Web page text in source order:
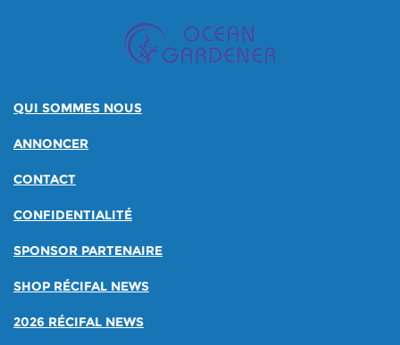
QUI SOMMES NOUS
ANNONCER
CONTACT
CONFIDENTIALITÉ
SPONSOR PARTENAIRE
SHOP RÉCIFAL NEWS
2026 RÉCIFAL NEWS